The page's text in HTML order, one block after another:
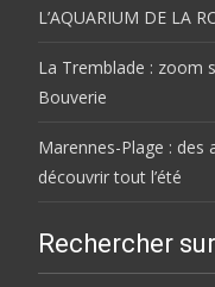
L’AQUARIUM DE LA
La Tremblade : zoom
Bouverie
Marennes-Plage : des
découvrir tout l’été
Rechercher